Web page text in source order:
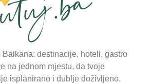
Balkana: destinacije, hoteli, gastro
na jednom mjestu, da tvoje
isplanirano i dublje doživljeno.